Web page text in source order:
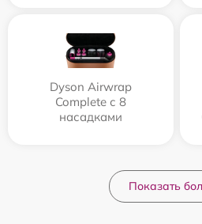
Dyson Airwrap
Complete с 8
насадками
Показать